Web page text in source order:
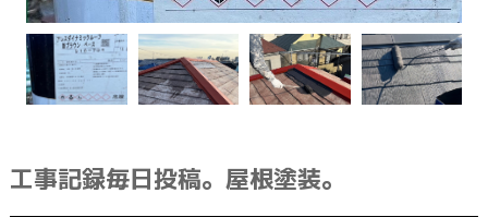
ZOOM打ち合わせ
OPEN : 9:00〜18:00
042-398-1717
工事記録毎日投稿。屋根塗装。